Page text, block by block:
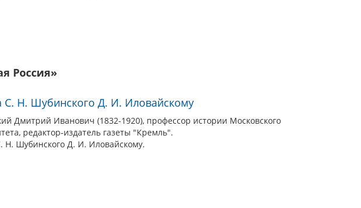
Россия»
С. Н. Шубинского Д. И. Иловайскому
Дмитрий Иванович (1832-1920), профессор истории Московского
редактор-издатель газеты "Кремль".
Н. Шубинского Д. И. Иловайскому.